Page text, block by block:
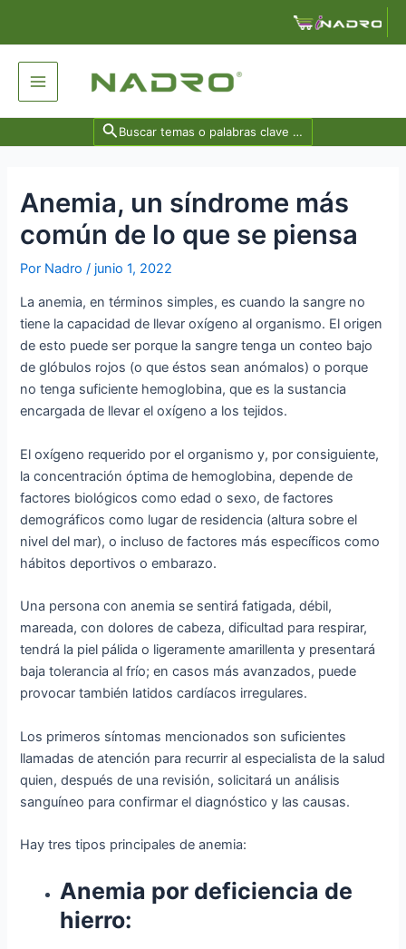
Main
Menu
Search
for:
Anemia, un síndrome más
común de lo que se piensa
Por Nadro/ junio 1, 2022
La anemia, en términos simples, es cuando la sangre no
tiene la capacidad de llevar oxígeno al organismo. El origen
de esto puede ser porque la sangre tenga un conteo bajo
de glóbulos rojos (o que éstos sean anómalos) o porque
no tenga suficiente hemoglobina, que es la sustancia
encargada de llevar el oxígeno a los tejidos.
El oxígeno requerido por el organismo y, por consiguiente,
la concentración óptima de hemoglobina, depende de
factores biológicos como edad o sexo, de factores
demográficos como lugar de residencia (altura sobre el
nivel del mar), o incluso de factores más específicos como
hábitos deportivos o embarazo.
Una persona con anemia se sentirá fatigada, débil,
mareada, con dolores de cabeza, dificultad para respirar,
tendrá la piel pálida o ligeramente amarillenta y presentará
baja tolerancia al frío; en casos más avanzados, puede
provocar también latidos cardíacos irregulares.
Los primeros síntomas mencionados son suficientes
llamadas de atención para recurrir al especialista de la salud
quien, después de una revisión, solicitará un análisis
sanguíneo para confirmar el diagnóstico y las causas.
Hay tres tipos principales de anemia:
Anemia por deficiencia de
hierro: